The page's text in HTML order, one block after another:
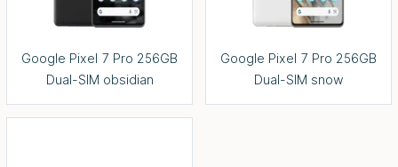
Google Pixel 7 Pro 256GB
Dual-SIM obsidian
Google Pixel 7 Pro 256GB
Dual-SIM snow